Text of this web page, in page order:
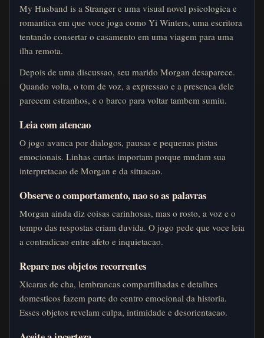
My Husband is a Stranger e uma visual novel psicologica e
romantica em que voce joga como Yi Winters, uma escritora
tentando consertar o casamento em uma viagem para uma
ilha remota.
Depois de uma discussao, seu marido Morgan desaparece.
Quando volta, o tom de voz, a expressao e a presenca dele
parecem estranhos, e o barco para voltar tambem sumiu.
Leia com atencao
O jogo avanca por dialogos, pausas e pequenas pistas
emocionais. Linhas curtas importam porque mudam sua
interpretacao de Morgan e da situacao.
Observe o comportamento, nao so as palavras
Morgan ainda diz coisas carinhosas, mas o rosto, a voz e o
tempo das respostas criam duvida. O jogo pede que voce leia
a contradicao entre afeto e inquietacao.
Repare nos objetos recorrentes
Xicaras de cha, lembrancas compartilhadas e detalhes
domesticos fazem parte do centro emocional da historia.
Esses objetos revelam culpa, intimidade e desorientacao.